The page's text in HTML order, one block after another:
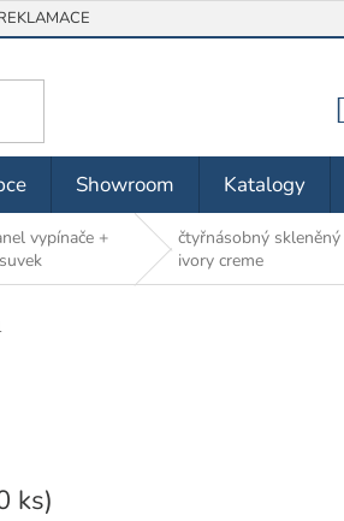
/ VRÁCENÍ ZBOŽÍ
Showroom Katalogy
vypínače +
čtyřnásobný
ivory creme
ks)